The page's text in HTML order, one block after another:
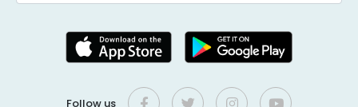
Follow us